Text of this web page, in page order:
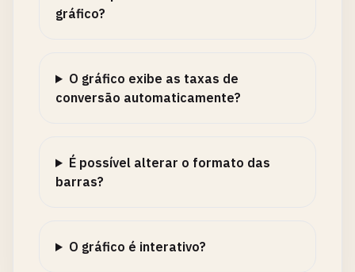
gráfico?
O gráfico exibe as taxas de
conversão automaticamente?
É possível alterar o formato das
barras?
O gráfico é interativo?